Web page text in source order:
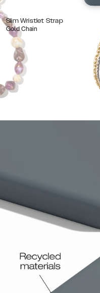
Slim Wristlet Strap
Gold Chain